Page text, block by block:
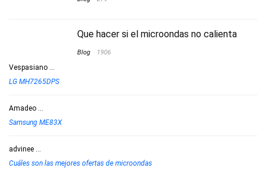
Que hacer si el microondas no calienta
Blog 1906
Vespasiano ...
LG MH7265DPS
Amadeo ...
Samsung ME83X
advinee ...
Cuáles son las mejores ofertas de microondas